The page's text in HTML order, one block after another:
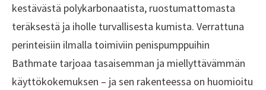
tärkeää muistaa lämpimän veden käyttö ja
karvojen sheivaus.
Bathmate tarjoaaparempia tuloksia
penispumppuihin ja parantaa erektion laatua ja
kestävyyttä.
kestävästä polykarbonaatista, ruostumattomasta
teräksestä ja iholle turvallisesta kumista. Verrattuna
perinteisiin ilmalla toimiviin penispumppuihin
Bathmate tarjoaa tasaisemman ja miellyttävämmän
käyttökokemuksen – ja sen rakenteessa on huomioitu